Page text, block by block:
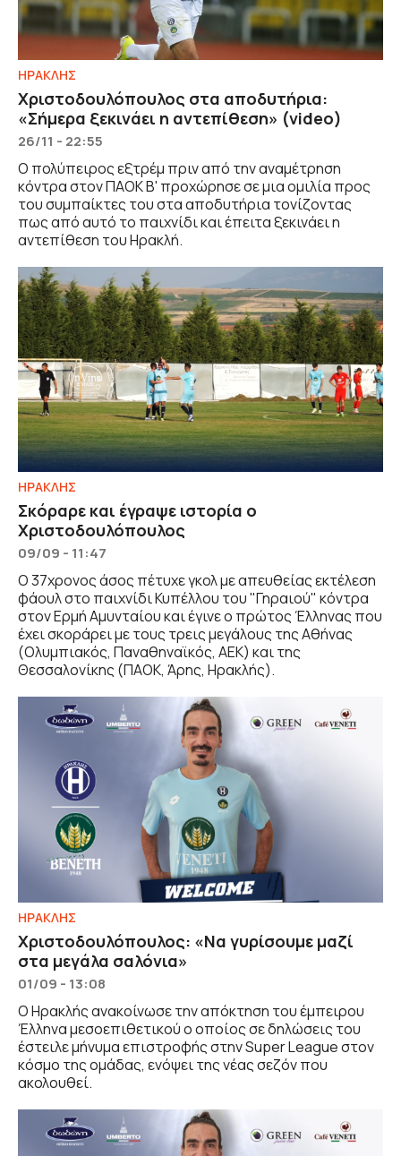
ΗΡΑΚΛΗΣ
Χριστοδουλόπουλος στα αποδυτήρια:
«Σήμερα ξεκινάει η αντεπίθεση» (video)
26/11 - 22:55
Ο πολύπειρος εξτρέμ πριν από την αναμέτρηση
κόντρα στον ΠΑΟΚ Β' προχώρησε σε μια ομιλία προς
του συμπαίκτες του στα αποδυτήρια τονίζοντας
πως από αυτό το παιχνίδι και έπειτα ξεκινάει η
αντεπίθεση του Ηρακλή.
ΗΡΑΚΛΗΣ
Σκόραρε και έγραψε ιστορία ο
Χριστοδουλόπουλος
09/09 - 11:47
Ο 37χρονος άσος πέτυχε γκολ με απευθείας εκτέλεση
φάουλ στο παιχνίδι Κυπέλλου του "Γηραιού" κόντρα
στον Ερμή Αμυνταίου και έγινε ο πρώτος Έλληνας που
έχει σκοράρει με τους τρεις μεγάλους της Αθήνας
(Ολυμπιακός, Παναθηναϊκός, ΑΕΚ) και της
Θεσσαλονίκης (ΠΑΟΚ, Άρης, Ηρακλής).
ΗΡΑΚΛΗΣ
Χριστοδουλόπουλος: «Να γυρίσουμε μαζί
στα μεγάλα σαλόνια»
01/09 - 13:08
Ο Ηρακλής ανακοίνωσε την απόκτηση του έμπειρου
Έλληνα μεσοεπιθετικού ο οποίος σε δηλώσεις του
έστειλε μήνυμα επιστροφής στην Super League στον
κόσμο της ομάδας, ενόψει της νέας σεζόν που
ακολουθεί.